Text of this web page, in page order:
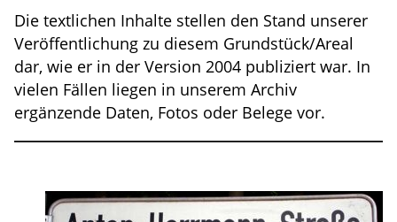
Die textlichen Inhalte stellen den Stand unserer
Veröffentlichung zu diesem Grundstück/Areal
dar, wie er in der Version 2004 publiziert war. In
vielen Fällen liegen in unserem Archiv
ergänzende Daten, Fotos oder Belege vor.